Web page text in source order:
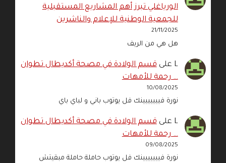
الورياغلي تبرز أهم المشاريع المستقبلية
للجمعية الوطنية للإعلام والناشرين
21/11/2025
هل هي من الريف
L علىقسم الولادة في مصحة أكديطال تطوان
… رحمة للأمهات
10/08/2025
نورة فييييييينك فل يوتوب باني و لباي باي
L علىقسم الولادة في مصحة أكديطال تطوان
… رحمة للأمهات
09/08/2025
نورة فييييييينك فل يوتوب حاملة حاملة مبقيتش